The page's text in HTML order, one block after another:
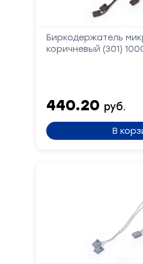
Биркодержатель
коричневый (301)
440.20 руб.
В